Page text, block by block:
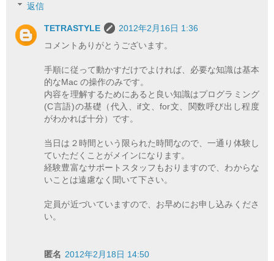
返信
TETRASTYLE
2012年2月16日 1:36
コメントありがとうございます。
手順に従って動かすだけでよければ、必要な知識は基本
的なMac の操作のみです。
内容を理解するためにあると良い知識はプログラミング
(C言語)の基礎（代入、if文、for文、関数呼び出し程度
がわかれば十分）です。
当日は２時間という限られた時間なので、一通り体験し
ていただくことがメインになります。
経験豊富なサポートスタッフもおりますので、わからな
いことは遠慮なく聞いて下さい。
定員が近づいていますので、お早めにお申し込みくださ
い。
匿名 2012年2月18日 14:50